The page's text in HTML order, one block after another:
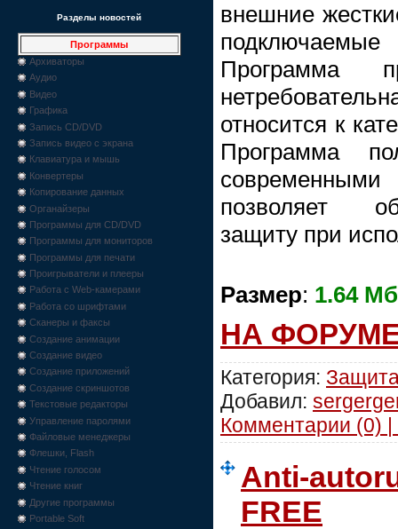
Разделы новостей
Программы
Архиваторы
Аудио
Видео
Графика
Запись CD/DVD
Запись видео с экрана
Клавиатура и мышь
Конвертеры
Копирование данных
Органайзеры
Программы для CD/DVD
Программы для мониторов
Программы для печати
Проигрыватели и плееры
Работа с Web-камерами
Работа со шрифтами
Сканеры и факсы
Создание анимации
Создание видео
Создание приложений
Создание скриншотов
Текстовые редакторы
Управление паролями
Файловые менеджеры
Флешки, Flash
Чтение голосом
Чтение книг
Другие программы
Portable Soft
внешние
Программа
относится к
Программа
позволяет
защиту при
Размер: 1.64 Мб
НА
Категория:
Добавил:
Комментарии (0) |
Anti-
FREE